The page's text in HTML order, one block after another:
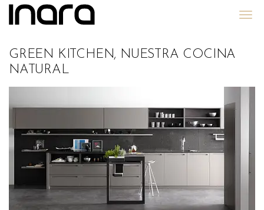
Grupo Inara
GREEN KITCHEN, NUESTRA COCINA
NATURAL